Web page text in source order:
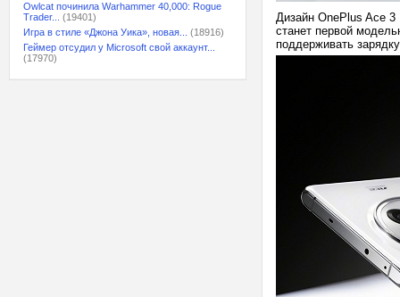
Owlcat починила Warhammer 40,000: Rogue
Trader...
(19401)
Игра в стиле «Джона Уика», новая...
(18916)
Геймер отсудил у Microsoft свой аккаунт...
(17970)
Дизайн OnePlus Ace
станет первой
поддерживать